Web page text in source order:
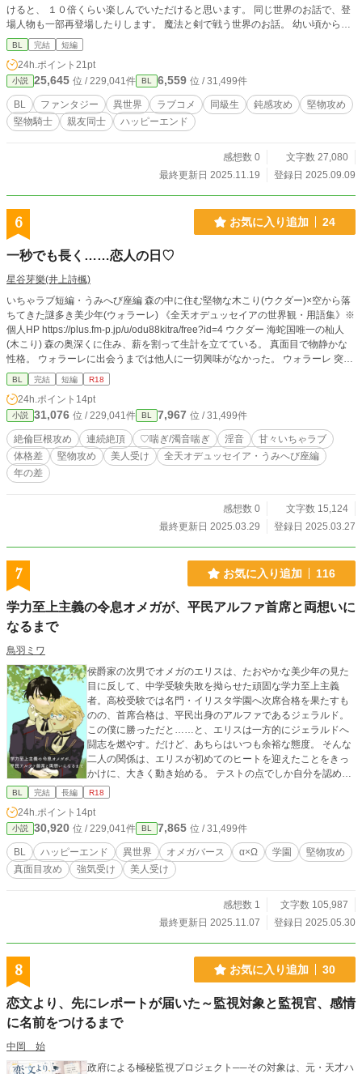
けると、 １０倍くらい楽しんでいただけると思います。 同じ世界のお話で、登
場人物も一部再登場したりします。 魔法と剣で戦う世界のお話。 幼い頃から王
太子殿下の専属護衛騎士になるのが夢のラルフだが、 魔法の名門の家系であり
ながら魔法の才能がイマイチで、 家族にはバカにされるのがイヤで夢のことを
言いだせずにいた。 魔法騎士になるために魔法騎士学院に入学して出会ったエ
ルに、 「魔法より剣のほうが才能あるんじゃない？」と言われ、 二人で剣の特
訓を始めたが、 その頃から自分の身体（主に心臓あたり）に異変が現れ始
め・・・ これは病気か！？ 持病があっても騎士団に入団できるのか！？ と不安
になるラルフ。 ラルフは無事に専属護衛騎士になれるのか！？ ツッコミどころ
受けの 異世界ラブコメBLです。 健全な全年齢です。笑 マンガに換算したら全一
巻くらいの短めのお話なのでさくっと読めると思います。 よろしくお願いしま
BL 完結 短編
24h.ポイント 21pt
小説 25,645 位 / 229,041件 BL 6,559 位 / 31,499件
BL ファンタジー 異世界 ラブコメ 同級生 鈍感攻め
堅物攻め
堅物騎士
親友同士 ハッピーエンド
感想数 0
文字数 27,080
最終更新日 2025.11.19
登録日 2025.09.09
6 お気に入り追加 24
一秒でも長く……恋人の日♡
星谷芽樂(井上詩楓)
いちゃラブ短編・うみへび座編 森の中に住む堅物な木こり(ウクダー)×空から落
ちてきた謎多き美少年(ウォラーレ) 《全天オデュッセイアの世界観・用語集》※
個人HP https://plus.fm-p.jp/u/odu88kitra/free?id=4 ウクダー 海蛇国唯一の杣人
(木こり) 森の奥深くに住み、薪を割って生計を立てている。 真面目で物静かな
性格。 ウォラーレに出会うまでは他人に一切興味がなかった。 ウォラーレ 突然
空から落ちてきた謎多き美しい少年。 人形の様に肌も髪も瞳も白く魅惑的だ
が、性格はとても純粋で明るい。 森の中でうずくまっている所をウクダーに助
けられた。 【あらすじ】 全天オデュッセイアで年に一日だけの「恋人の日」。
この日、ウクダーとウォラーレは特別な館宿の最上級の部屋で甘い夜を過ごし
た。 しかし、ウォラーレは何度身体を重ねてもウクダーに愛を求めてくる。そ
の切なる理由とは……｡ ちょっぴり切なくも、甘々とろとろに溶かされてしまう
可愛いウォラーレをお楽しみください♪ ⚠️♡喘ぎ濁点喘ぎ淫音多めです
BL 完結 短編 R18
24h.ポイント 14pt
小説 31,076 位 / 229,041件 BL 7,967 位 / 31,499件
絶倫巨根攻め 連続絶頂 ♡喘ぎ/濁音喘ぎ 淫音
甘々いちゃラブ
体格差
堅物攻め 美人受け
全天オデュッセイア・うみへび座編
年の差
感想数 0
文字数 15,124
最終更新日 2025.03.29
登録日 2025.03.27
7 お気に入り追加 116
学力至上主義の令息オメガが、平民アルファ首席と両想いに
なるまで
鳥羽ミワ
侯爵家の次男でオメガのエリスは、たおやかな美少年の見た
目に反して、中学受験失敗を拗らせた頑固な学力至上主義
者。高校受験では名門・イリスタ学園へ次席合格を果たすも
のの、首席合格は、平民出身のアルファであるジェラルド。
この僕に勝っただと……と、エリスは一方的にジェラルドへ
闘志を燃やす。だけど、あちらはいつも余裕な態度。 そんな
二人の関係は、エリスが初めてのヒートを迎えたことをきっ
かけに、大きく動き始める。 テストの点でしか自分を認めら
れない、オメガで貴族の勝ち気なエリス。 なんでもできるア
の真面目なジェラルド。 二人が互いに思い合って、やがて番
になるまでのお話。 この作品には、以下の要素を一部含みま
す。 ・未成年同士の性的な行為（本番には未達） ・性的関係
を持つことの強要(攻めと受けの間ではない) ・階級および性
別に関する差別 ・暴力および性暴力の表現 ・学歴と学力への
ズ、カクヨム、fujossyに掲載中
BL 完結 長編 R18
24h.ポイント 14pt
小説 30,920 位 / 229,041件 BL 7,865 位 / 31,499件
BL ハッピーエンド 異世界 オメガバース α×Ω 学園
堅物攻め
真面目攻め
強気受け 美人受け
感想数 1
文字数 105,987
最終更新日 2025.11.07
登録日 2025.05.30
8 お気に入り追加 30
恋文より、先にレポートが届いた～監視対象と監視官、感情
に名前をつけるまで
中岡 始
政府による極秘監視プロジェクト──その対象は、元・天才ハ